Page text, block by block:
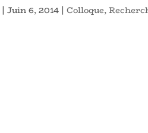
|Juin 6, 2014 |Colloque,